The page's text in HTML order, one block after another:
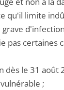
qu'il limite
d'infection
pas certaines
le 31 août
;